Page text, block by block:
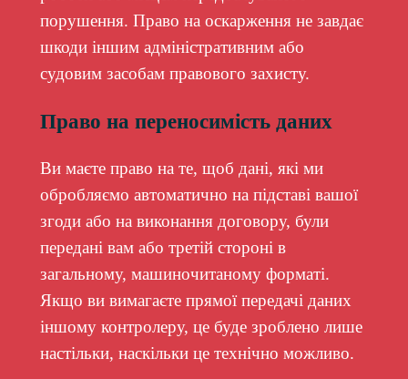
порушення. Право на оскарження не завдає
шкоди іншим адміністративним або
судовим засобам правового захисту.
Право на переносимість даних
Ви маєте право на те, щоб дані, які ми
обробляємо автоматично на підставі вашої
згоди або на виконання договору, були
передані вам або третій стороні в
загальному, машиночитаному форматі.
Якщо ви вимагаєте прямої передачі даних
іншому контролеру, це буде зроблено лише
настільки, наскільки це технічно можливо.